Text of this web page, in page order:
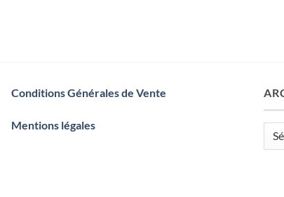
Conditions Générales de Vente
Mentions légales